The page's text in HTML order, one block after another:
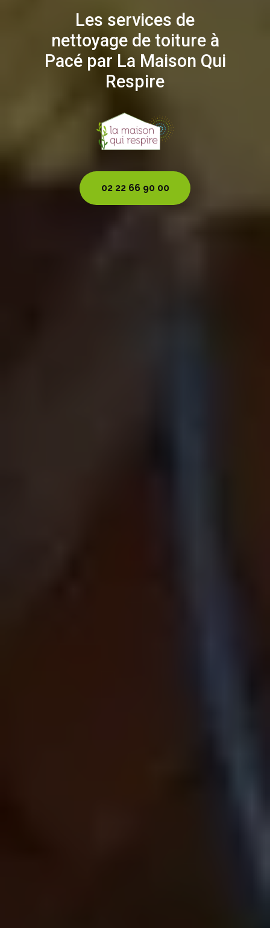
Les services de
nettoyage de toiture à
Pacé par La Maison Qui
Respire
02 22 66 90 00